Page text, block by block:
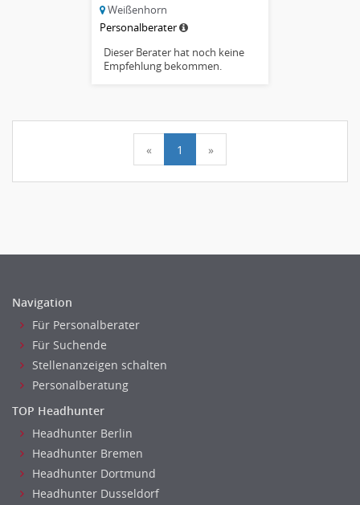
Weißenhorn
Personalberater
Dieser Berater hat noch keine
Empfehlung bekommen.
« 1 »
Navigation
Für Personalberater
Für Suchende
Stellenanzeigen schalten
Personalberatung
TOP Headhunter
Headhunter Berlin
Headhunter Bremen
Headhunter Dortmund
Headhunter Dusseldorf